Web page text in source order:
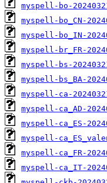
myspell-bo-
myspell-bo_CN-
myspell-bo_IN-
myspell-br_FR-
myspell-bs-
myspell-bs_BA-
myspell-ca-
myspell-ca_AD-
myspell-ca_ES-
myspell-
myspell-ca_FR-
myspell-ca_IT-